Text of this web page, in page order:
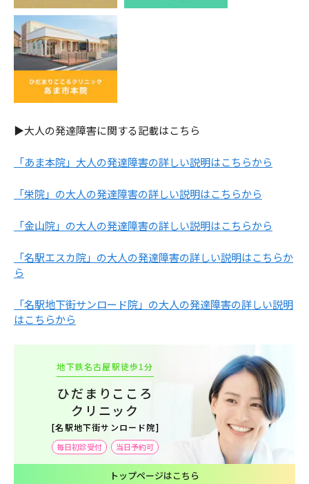
▶大人の発達障害に関する記載はこちら
「あま本院」大人の発達障害の詳しい説明はこちらから
「栄院」の大人の発達障害の詳しい説明はこちらから
「金山院」の大人の発達障害の詳しい説明はこちらから
「名駅エスカ院」の大人の発達障害の詳しい説明はこちらか
ら
「名駅地下街サンロード院」の大人の発達障害の詳しい説明
はこちらから
地下鉄名古屋駅徒歩1分
ひだまりこころ
クリニック
[名駅地下街サンロード院]
毎日初診受付 当日予約可
トップページはこちら